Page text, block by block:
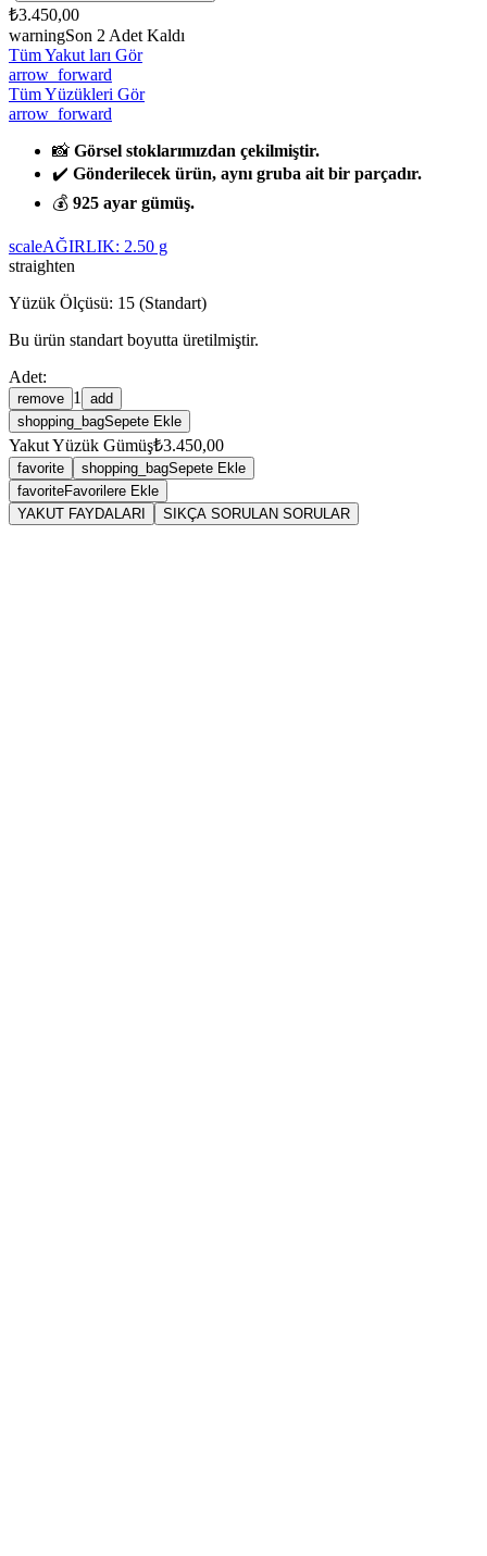
₺3.450,00
warningSon 2 Adet Kaldı
Tüm Yakut ları Gör
arrow_forward
Tüm Yüzükleri Gör
arrow_forward
📸 Görsel stoklarımızdan çekilmiştir.
✔️ Gönderilecek ürün, aynı gruba ait bir parçadır.
💰 925 ayar gümüş.
scaleAĞIRLIK: 2.50 g
straighten
Yüzük Ölçüsü: 15 (Standart)
Bu ürün standart boyutta üretilmiştir.
Adet:
remove 1
add
shopping_bagSepete Ekle
Yakut Yüzük Gümüş₺3.450,00
favorite shopping_bagSepete Ekle
favoriteFavorilere Ekle
YAKUT FAYDALARI
SIKÇA SORULAN SORULAR